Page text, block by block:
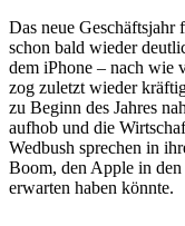
Das neue
schon bald wieder
dem iPhone – nach wie
zog zuletzt wieder
zu Beginn des Jahres
aufhob und die
Wedbush sprechen in
Boom, den Apple in
erwarten haben könnte.